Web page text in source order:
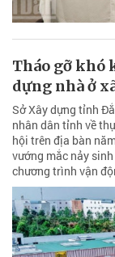
Tháo gỡ khó
dựng nhà ở
Sở Xây dựng tỉnh
nhân dân tỉnh về
hội trên địa bàn
vướng mắc nảy
chương trình vận